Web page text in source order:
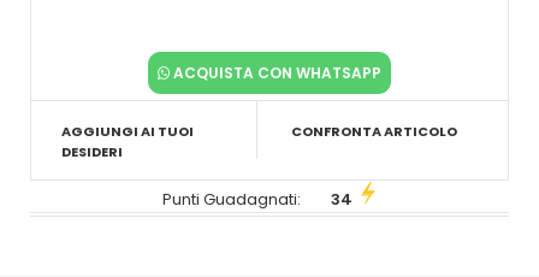
ACQUISTA CON WHATSAPP
AGGIUNGI AI TUOI
DESIDERI
CONFRONTA ARTICOLO
Punti Guadagnati: 34